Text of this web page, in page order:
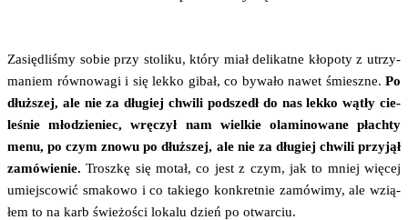
Zasię­dli­śmy sobie przy sto­li­ku, któ­ry miał deli­kat­ne kło­po­ty z utrzy­
ma­niem rów­no­wa­gi i się lek­ko gibał, co bywa­ło nawet śmiesz­ne. Po
dłuż­szej, ale nie za dłu­giej chwi­li pod­szedł do nas lek­ko wątły cie­
le­śnie mło­dzie­niec, wrę­czył nam wiel­kie ola­mi­no­wa­ne płach­ty
menu, po czym zno­wu po dłuż­szej, ale nie za dłu­giej chwi­li przy­jął
zamó­wie­nie. Trosz­kę się motał, co jest z czym, jak to mniej wię­cej
umiej­sco­wić sma­ko­wo i co takie­go kon­kret­nie zamó­wi­my, ale wzią­
łem to na karb świe­żo­ści loka­lu dzień po otwarciu.